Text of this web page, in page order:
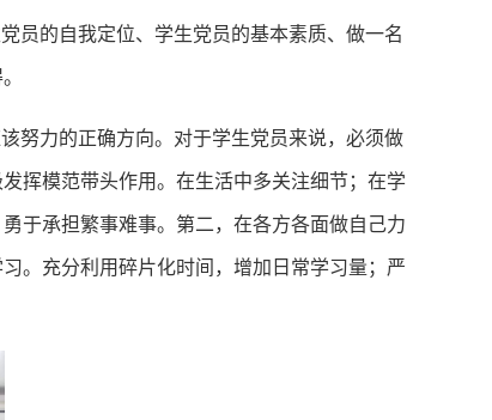
员的自我定位、学生党员的基本素质、做一名
努力的正确方向。对于学生党员来说，必须做
挥模范带头作用。在生活中多关注细节；在学
于承担繁事难事。第二，在各方各面做自己力
。充分利用碎片化时间，增加日常学习量；严